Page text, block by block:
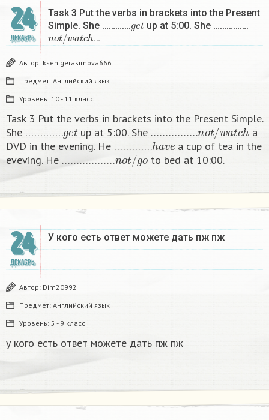
24
ДЕКАБРЬ
Task 3 Put the verbs in brackets into the Present
Simple. She ………….g etup at 5:00. She …………….
not/w at ch…
Автор: ksenigerasimova666
Предмет: Английский язык
Уровень: 10 - 11 класс
Task 3 Put the verbs in brackets into the Present Simple.
She ………….ge tup at 5:00. She …………….not/watcha
DVD in the evening. He ………….have a cup of tea in the
eveving. He ………………not/go to bed at 10:00. ​
24
ДЕКАБРЬ
У кого есть ответ можете дать пж пж ​
Автор: Dim20992
Предмет: Английский язык
Уровень: 5 - 9 класс
у кого есть ответ можете дать пж пж